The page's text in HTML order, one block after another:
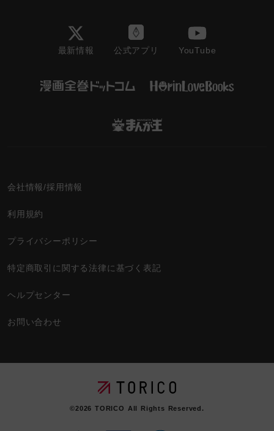
最新情報 公式アプリ YouTube
会社情報/採用情報
利用規約
プライバシーポリシー
特定商取引に関する法律に基づく表記
ヘルプセンター
お問い合わせ
©2026TORICO All Rights Reserved.